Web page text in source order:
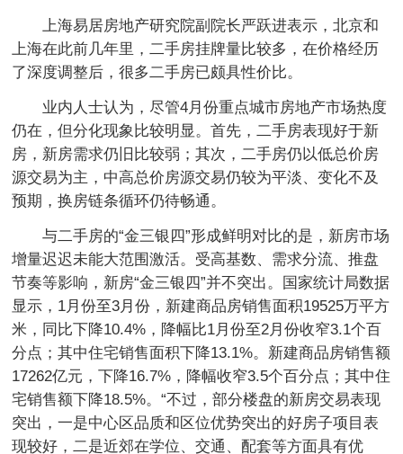
上海易居房地产研究院副院长严跃进表示，北京和
上海在此前几年里，二手房挂牌量比较多，在价格经历
了深度调整后，很多二手房已颇具性价比。
业内人士认为，尽管4月份重点城市房地产市场热度
仍在，但分化现象比较明显。首先，二手房表现好于新
房，新房需求仍旧比较弱；其次，二手房仍以低总价房
源交易为主，中高总价房源交易仍较为平淡、变化不及
预期，换房链条循环仍待畅通。
与二手房的“金三银四”形成鲜明对比的是，新房市场
增量迟迟未能大范围激活。受高基数、需求分流、推盘
节奏等影响，新房“金三银四”并不突出。国家统计局数据
显示，1月份至3月份，新建商品房销售面积19525万平方
米，同比下降10.4%，降幅比1月份至2月份收窄3.1个百
分点；其中住宅销售面积下降13.1%。新建商品房销售额
17262亿元，下降16.7%，降幅收窄3.5个百分点；其中住
宅销售额下降18.5%。“不过，部分楼盘的新房交易表现
突出，一是中心区品质和区位优势突出的好房子项目表
现较好，二是近郊在学位、交通、配套等方面具有优